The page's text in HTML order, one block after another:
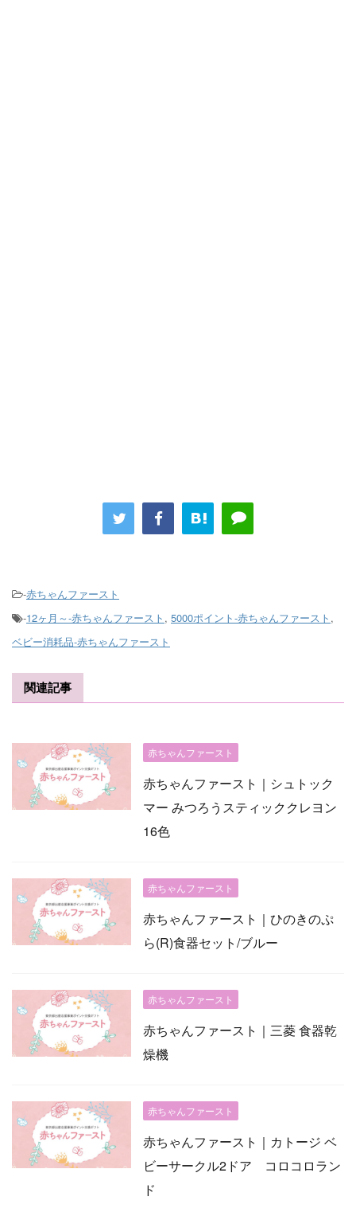
-赤ちゃんファースト
-12ヶ月～-赤ちゃんファースト , 5000ポイント-赤ちゃんファースト ,
ベビー消耗品-赤ちゃんファースト
関連記事
赤ちゃんファースト
赤ちゃんファースト｜シュトック
マー みつろうスティッククレヨン
16色
赤ちゃんファースト
赤ちゃんファースト｜ひのきのぷ
ら(R)食器セット/ブルー
赤ちゃんファースト
赤ちゃんファースト｜三菱 食器乾
燥機
赤ちゃんファースト
赤ちゃんファースト｜カトージ ベ
ビーサークル2ドア コロコロラン
ド